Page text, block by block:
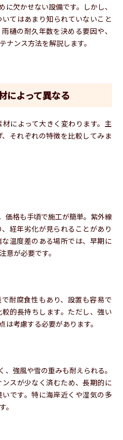
に欠かせない設備です。しかし、
てはあまり知られていないこと
樋の耐久年数を決める要因や、
ナンス方法を解説します。
によって異なる
によって大きく変わります。主
それぞれの特徴を比較してみま
価格も手頃で施工が簡単。紫外線
経年劣化が見られることがあり
温度差のある場所では、早期に
意が必要です。
耐腐食性もあり、設置も容易で
的長持ちします。ただし、強い
は考慮する必要があります。
強風や雪の重みも耐えられる。
スが少なく済むため、長期的に
です。特に海岸近くや湿気の多
。